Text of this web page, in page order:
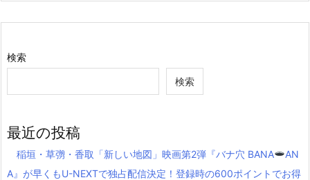
検索
検索
最近の投稿
稲垣・草彅・香取「新しい地図」映画第2弾『バナ穴 BANA
AN
A』が早くもU-NEXTで独占配信決定！登録時の600ポイントでお得